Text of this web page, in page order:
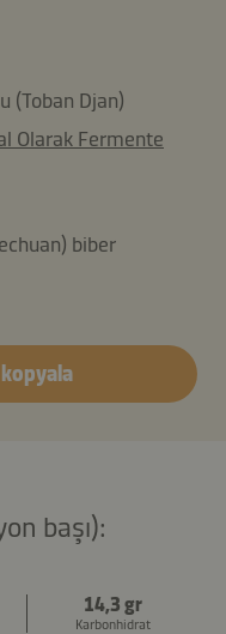
(Toban Djan)
Olarak Fermente
biber
başı):
14,3 gr
Karbonhidrat